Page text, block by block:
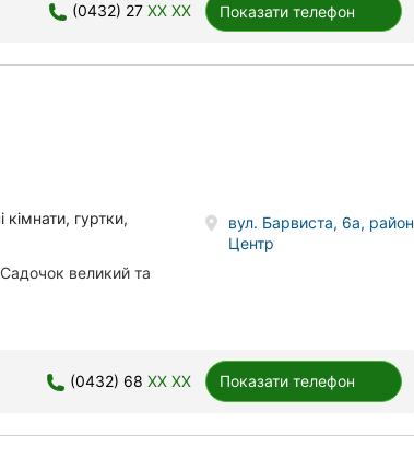
(0432) 27 XX XX Показати телефон
кімнати, гуртки,
великий та
вул. Барвиста, 6а, район
Центр
(0432) 68 XX XX Показати телефон